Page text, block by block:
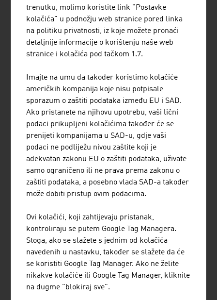
(Montanuniversität Leoben)iUniverzitetu Johannes-
Kepler u Linzu (Johannes Kepler Universität Linz).
ZAŠTITA OKOLINE U FOKUSU
Društveno odgovorno djelovanje je svjetska dobrovoljna
sigurnosne i ekološke situacije. Austrija je bila prva
zemlja u kojoj se provela eksterna provjera pridržavanja
smjernica društveno odgovornog djelovanja. Vanjske
kontrole su obavezne za austrijske kompanije koje
sudjeluju u inicijativi.
U mnogobrojnim oblicima primjene plastika štedi daleko
više energije i resurse nego što je bilo potrebno za njenu
proizvodnju. Stalni daljnji razvoj i trend prema laganim
proizvodima od plastike doprinose tome da se koristi
samo toliko materijala koliko je neophodno za sigurno
Austrijska hemijska industrija ima izrazito biogenu
sirovinsku osnovu. Klaster za plastiku intenzivno se bavi
ovom temom. U proizvodnji austrijskog biodizela skoro
75% korištenih sirovina potiče od otpada. To je u
međunarodnim mjerilima vrhunska vrijednost. Još jedna
stvar dodatno pojašnjava činjenicu da ova industrija
trenutku, molimo koristite link "Postavke
kolačića" u podnožju web stranice pored linka
na politiku privatnosti, iz koje možete pronaći
detaljnije informacije o korištenju naše web
stranice i kolačića pod tačkom 1.7.
Imajte na umu da također koristimo kolačiće
američkih kompanija koje nisu potpisale
sporazum o zaštiti podataka između EU i SAD.
Ako pristanete na njihovu upotrebu, vaši lični
podaci prikupljeni kolačićima također će se
prenijeti kompanijama u SAD-u, gdje vaši
podaci ne podliježu nivou zaštite koji je
adekvatan zakonu EU o zaštiti podataka, uživate
samo ograničeno ili ne prava prema zakonu o
zaštiti podataka, a posebno vlada SAD-a također
može dobiti pristup ovim podacima.
Ovi kolačići, koji zahtijevaju pristanak,
kontroliraju se putem Google Tag Managera.
Stoga, ako se slažete s jednim od kolačića
navedenih u nastavku, također se slažete da će
se koristiti Google Tag Manager. Ako ne želite
nikakve kolačiće ili Google Tag Manager, kliknite
na dugme "blokiraj sve".